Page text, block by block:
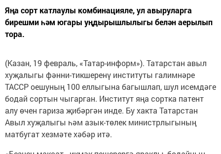
Яңа сорт катлаулы комбинацияле, ул авыруларга
бирешми һәм югары уңдырышлылыгы белән аерылып
тора.
(Казан, 19 февраль, «Татар-информ»). Татарстан авыл
хуҗалыгы фәнни-тикшеренү институты галимнәре
ТАССР оешуның 100 еллыгына багышлап, шул исемдәге
бодай сортын чыгарган. Институт яңа сортка патент
алу өчен гариза җибәргән инде. Бу хакта Татарстан
Авыл хуҗалыгы һәм азык-төлек министрлыгының
матбугат хезмәте хәбәр итә.